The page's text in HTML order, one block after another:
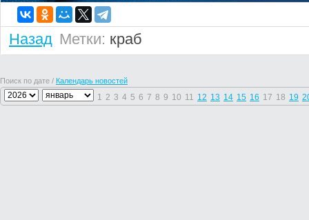
Назад Метки: краб
Поиск по дате / Календарь новостей
1 2 3 4 5 6 7 8 9 10 11 12 13 14 15 16 17 18 19